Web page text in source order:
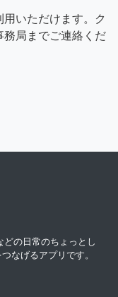
いただけます。ク
務局までご連絡くだ
の日常のちょっとし
なげるアプリです。